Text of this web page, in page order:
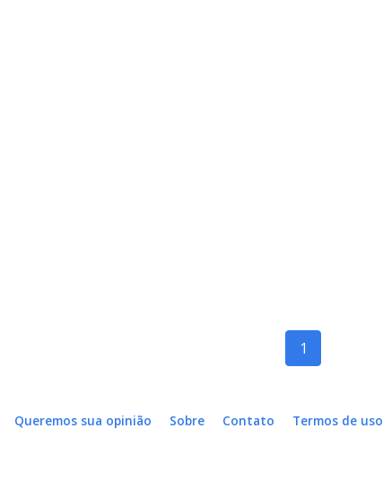
1
Queremos sua opinião Sobre Contato Termos de uso